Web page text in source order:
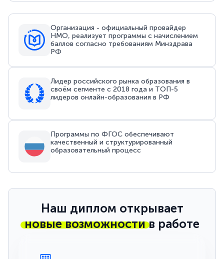
Организация - официальный провайдер
НМО, реализует программы с начислением
баллов согласно требованиям Минздрава
РФ
Лидер российского рынка образования в
своём сегменте с 2018 года и ТОП-5
лидеров онлайн-образования в РФ
Программы по ФГОС обеспечивают
качественный и структурированный
образовательный процесс
Наш диплом открывает
новые возможностив работе